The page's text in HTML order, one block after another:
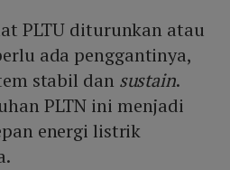
PLTU diturunkan atau
ada penggantinya,
stabil dan sustain.
PLTN ini menjadi
energi listrik